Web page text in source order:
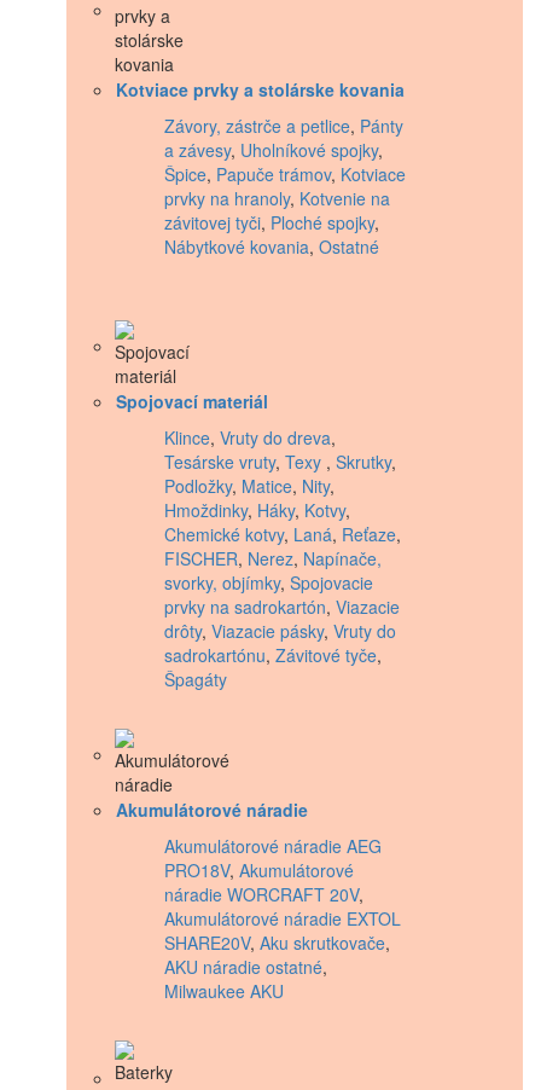
Kotviace prvky a stolárske kovania
Závory, zástrče a petlice, Pánty
a závesy, Uholníkové spojky,
Špice, Papuče trámov, Kotviace
prvky na hranoly, Kotvenie na
závitovej tyči, Ploché spojky,
Nábytkové kovania, Ostatné
Spojovací materiál
Klince, Vruty do dreva,
Tesárske vruty, Texy , Skrutky,
Podložky, Matice, Nity,
Hmoždinky, Háky, Kotvy,
Chemické kotvy, Laná, Reťaze,
FISCHER, Nerez, Napínače,
svorky, objímky, Spojovacie
prvky na sadrokartón, Viazacie
drôty, Viazacie pásky, Vruty do
sadrokartónu, Závitové tyče,
Špagáty
Akumulátorové náradie
Akumulátorové náradie AEG
PRO18V, Akumulátorové
náradie WORCRAFT 20V,
Akumulátorové náradie EXTOL
SHARE20V, Aku skrutkovače,
AKU náradie ostatné,
Milwaukee AKU